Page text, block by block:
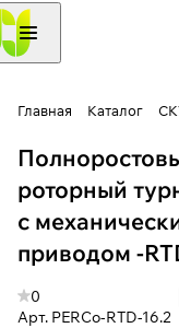
Главная Каталог
роторный
с
приводом -
0
Арт. PERCo-RTD-16.2